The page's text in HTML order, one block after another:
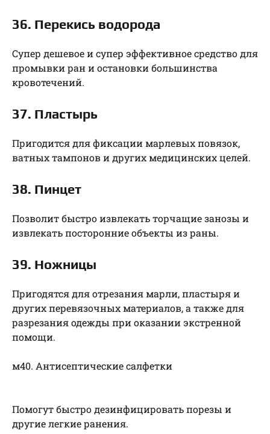
36. Перекись водорода
Супер дешевое и супер эффективное средство для
промывки ран и остановки большинства
кровотечений.
37. Пластырь
Пригодится для фиксации марлевых повязок,
ватных тампонов и других медицинских целей.
38. Пинцет
Позволит быстро извлекать торчащие занозы и
извлекать посторонние объекты из раны.
39. Ножницы
Пригодятся для отрезания марли, пластыря и
других перевязочных материалов, а также для
разрезания одежды при оказании экстренной
помощи.
м40. Антисептические салфетки
Помогут быстро дезинфицировать порезы и
другие легкие ранения.